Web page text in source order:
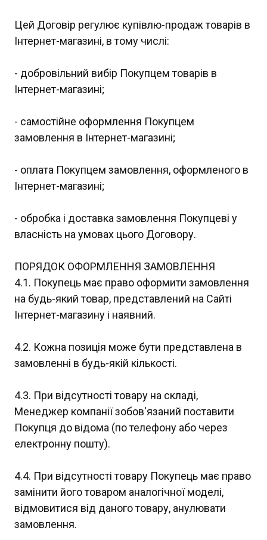
Цей Договір регулює купівлю-продаж товарів в
Інтернет-магазині, в тому числі:
- добровільний вибір Покупцем товарів в
Інтернет-магазині;
- самостійне оформлення Покупцем
замовлення в Інтернет-магазині;
- оплата Покупцем замовлення, оформленого в
Інтернет-магазині;
- обробка і доставка замовлення Покупцеві у
власність на умовах цього Договору.
ПОРЯДОК ОФОРМЛЕННЯ ЗАМОВЛЕННЯ
4.1. Покупець має право оформити замовлення
на будь-який товар, представлений на Сайті
Інтернет-магазину і наявний.
4.2. Кожна позиція може бути представлена в
замовленні в будь-якій кількості.
4.3. При відсутності товару на складі,
Менеджер компанії зобов'язаний поставити
Покупця до відома (по телефону або через
електронну пошту).
4.4. При відсутності товару Покупець має право
замінити його товаром аналогічної моделі,
відмовитися від даного товару, анулювати
замовлення.